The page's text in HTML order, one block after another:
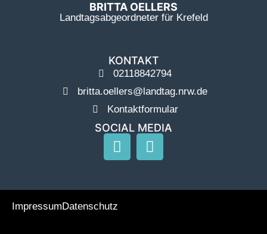
BRITTA OELLERS
Landtagsabgeordneter für Krefeld
KONTAKT
02118842794
britta.oellers@landtag.nrw.de
Kontaktformular
SOCIAL MEDIA
Impressum Datenschutz